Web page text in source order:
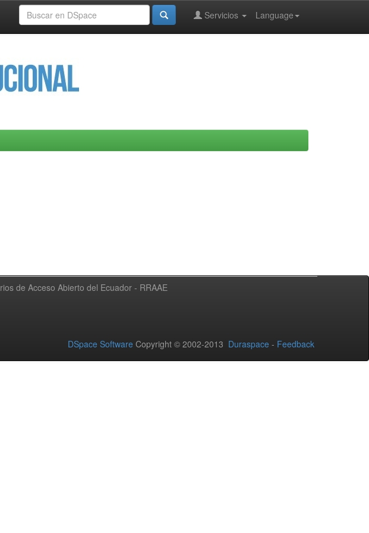
Language
Servicios
de Acceso Abierto del Ecuador - RRAAE
DSpace Software Copyright © 2002-2013 Duraspace - Feedback